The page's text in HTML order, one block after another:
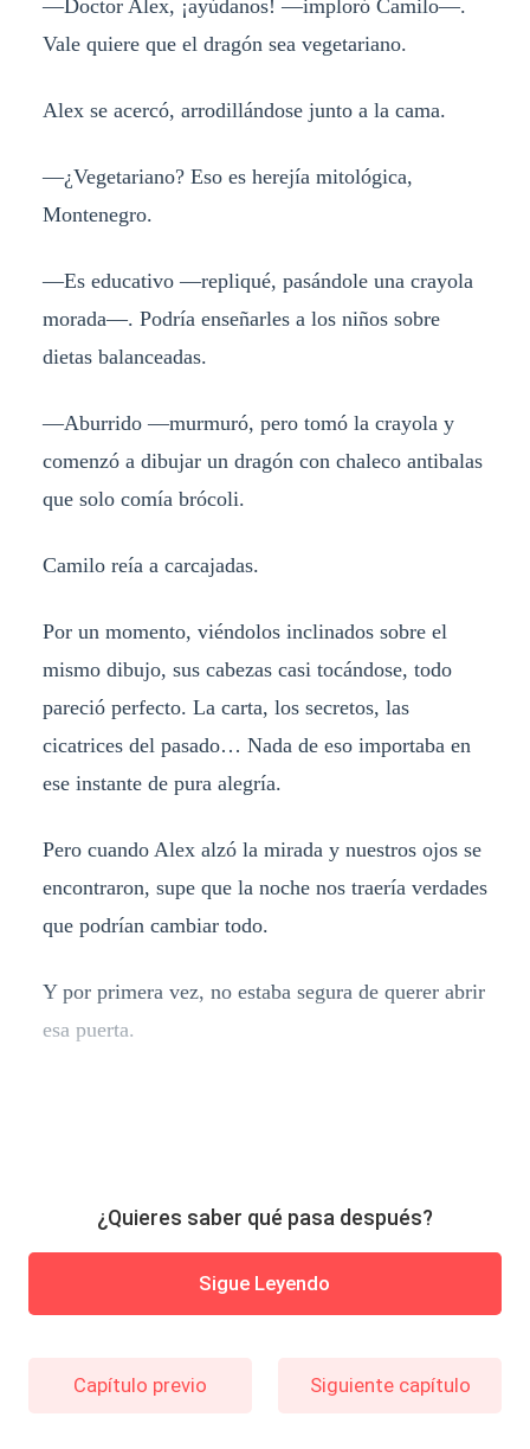
—Doctor Alex, ¡ayúdanos! —imploró Camilo—.
Vale quiere que el dragón sea vegetariano.
Alex se acercó, arrodillándose junto a la cama.
—¿Vegetariano? Eso es herejía mitológica,
Montenegro.
—Es educativo —repliqué, pasándole una crayola
morada—. Podría enseñarles a los niños sobre
dietas balanceadas.
—Aburrido —murmuró, pero tomó la crayola y
comenzó a dibujar un dragón con chaleco antibalas
que solo comía brócoli.
Camilo reía a carcajadas.
Por un momento, viéndolos inclinados sobre el
mismo dibujo, sus cabezas casi tocándose, todo
pareció perfecto. La carta, los secretos, las
cicatrices del pasado… Nada de eso importaba en
ese instante de pura alegría.
Pero cuando Alex alzó la mirada y nuestros ojos se
encontraron, supe que la noche nos traería verdades
que podrían cambiar todo.
Y por primera vez, no estaba segura de querer abrir
esa puerta.
¿Quieres saber qué pasa después?
Sigue Leyendo
Capítulo previo Siguiente capítulo